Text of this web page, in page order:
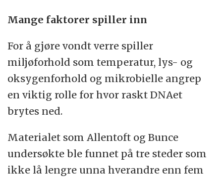
Mange faktorer spiller inn
For å gjøre vondt verre spiller
miljøforhold som temperatur, lys- og
oksygenforhold og mikrobielle angrep
en viktig rolle for hvor raskt DNAet
brytes ned.
Materialet som Allentoft og Bunce
undersøkte ble funnet på tre steder som
ikke lå lengre unna hverandre enn fem